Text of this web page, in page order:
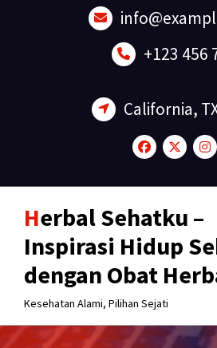
+123 456
California,
Herbal Sehatku –
Inspirasi Hidup
dengan Obat
Kesehatan Alami, Pilihan Sejati